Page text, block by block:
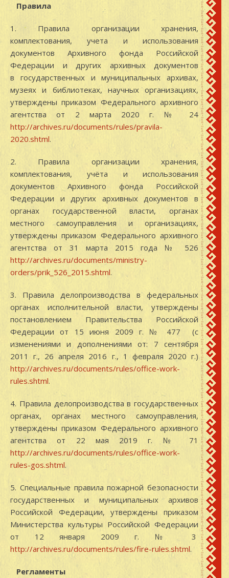
Правила
1. Правила организации хранения,
комплектования, учета и использования
документов Архивного фонда Российской
Федерации и других архивных документов
в государственных и муниципальных архивах,
музеях и библиотеках, научных организациях,
утверждены приказом Федерального архивного
агентства от 2 марта 2020 г. № 24
http://archives.ru/documents/rules/pravila-
2020.shtml.
2. Правила организации хранения,
комплектования, учёта и использования
документов Архивного фонда Российской
Федерации и других архивных документов в
органах государственной власти, органах
местного самоуправления и организациях,
утверждены приказом Федерального архивного
агентства от 31 марта 2015 года № 526
http://archives.ru/documents/ministry-
orders/prik_526_2015.shtml.
3. Правила делопроизводства в федеральных
органах исполнительной власти, утверждены
постановлением Правительства Российской
Федерации от 15 июня 2009 г. № 477 (с
изменениями и дополнениями от: 7 сентября
2011 г., 26 апреля 2016 г., 1 февраля 2020 г.)
http://archives.ru/documents/rules/office-work-
rules.shtml.
4. Правила делопроизводства в государственных
органах, органах местного самоуправления,
утверждены приказом Федерального архивного
агентства от 22 мая 2019 г. № 71
http://archives.ru/documents/rules/office-work-
rules-gos.shtml.
5. Специальные правила пожарной безопасности
государственных и муниципальных архивов
Российской Федерации, утверждены приказом
Министерства культуры Российской Федерации
от 12 января 2009 г. № 3
http://archives.ru/documents/rules/fire-rules.shtml.
Регламенты